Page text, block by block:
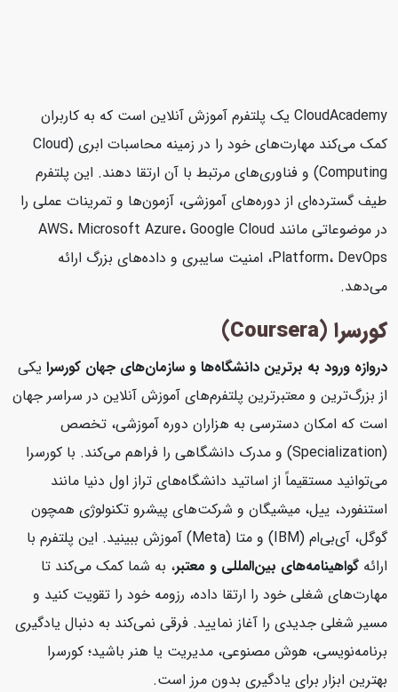
CloudAcademy یک پلتفرم آموزش آنلاین است که به کاربران
کمک می‌کند مهارت‌های خود را در زمینه محاسبات ابری (Cloud
Computing) و فناوری‌های مرتبط با آن ارتقا دهند. این پلتفرم
طیف گسترده‌ای از دوره‌های آموزشی، آزمون‌ها و تمرینات عملی را
در موضوعاتی مانند AWS، Microsoft Azure، Google Cloud
Platform، DevOps، امنیت سایبری و داده‌های بزرگ ارائه
می‌دهد.
کورسرا (Coursera)
دروازه ورود به برترین دانشگاه‌ها و سازمان‌های جهان کورسرایکی
از بزرگ‌ترین و معتبرترین پلتفرم‌های آموزش آنلاین در سراسر جهان
است که امکان دسترسی به هزاران دوره آموزشی، تخصص
(Specialization) و مدرک دانشگاهی را فراهم می‌کند. با کورسرا
می‌توانید مستقیماً از اساتید دانشگاه‌های تراز اول دنیا مانند
استنفورد، ییل، میشیگان و شرکت‌های پیشرو تکنولوژی همچون
گوگل، آی‌بی‌ام (IBM) و متا (Meta) آموزش ببینید. این پلتفرم با
ارائهگواهینامه‌های بین‌المللی و معتبر، به شما کمک می‌کند تا
مهارت‌های شغلی خود را ارتقا داده، رزومه خود را تقویت کنید و
مسیر شغلی جدیدی را آغاز نمایید. فرقی نمی‌کند به دنبال یادگیری
برنامه‌نویسی، هوش مصنوعی، مدیریت یا هنر باشید؛ کورسرا
بهترین ابزار برای یادگیری بدون مرز است.